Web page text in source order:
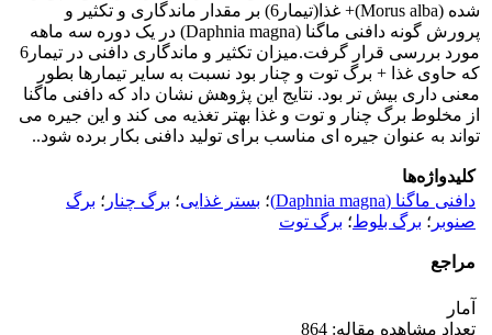
شده (Morus alba)+ غذا(تیمار6) بر مقدار ماندگاری و تکثیر و
پرورش گونه دافنی ماگنا (Daphnia magna) در یک دوره سه ماهه
مورد بررسی قرار گرفت.میزان تکثیر و ماندگاری دافنی در تیمار6
که حاوی غذا + برگ توت و چنار بود نسبت به سایر تیمارها بطور
معنی داری بیش تر بود. نتایج این پژوهش نشان داد که دافنی ماگنا
از مخلوط برگ چنار و توت و غذا بهتر تغذیه می کند و این جیره می
تواند به عنوان جیره ای مناسب برای تولید دافنی بکار برده شود..
کلیدواژه‌ها
دافنی ماگنا (Daphnia magna)
؛ بستر غذایی؛ برگ چنار ؛ برگ
صنوبر ؛ برگ بلوط؛ برگ توت
مراجع
آمار
تعداد مشاهده مقاله: 864